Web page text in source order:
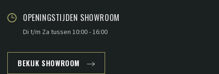
OPENINGSTIJDEN SHOWROOM
Di t/m Za tussen 10:00 - 16:00
BEKIJK SHOWROOM